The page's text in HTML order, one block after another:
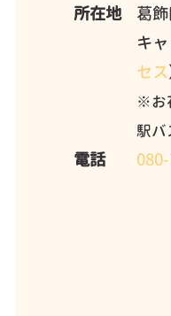
所在地
葛
キ
セス
※お
駅バ
電話